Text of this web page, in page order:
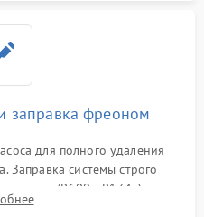
заправка фреоном
для полного удаления
Заправка системы строго
(R600a, R134a) по
давления в системе.